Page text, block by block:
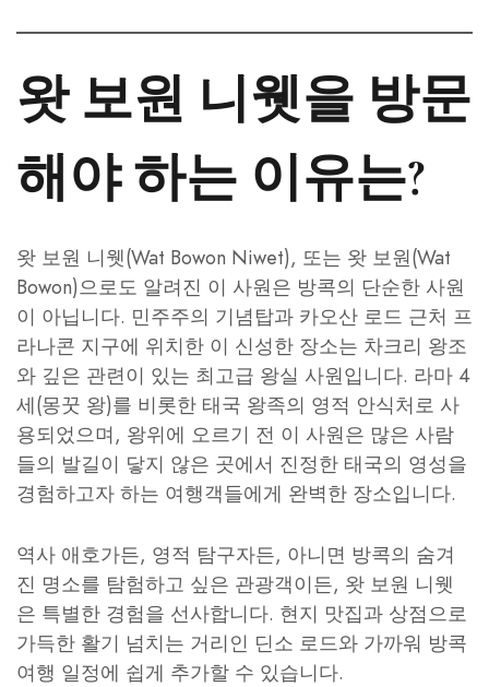
왓 보원 니웻을 방문
해야 하는 이유는?
왓 보원 니웻(Wat Bowon Niwet), 또는 왓 보원(Wat
Bowon)으로도 알려진 이 사원은 방콕의 단순한 사원
이 아닙니다. 민주주의 기념탑과 카오산 로드 근처 프
라나콘 지구에 위치한 이 신성한 장소는 차크리 왕조
와 깊은 관련이 있는 최고급 왕실 사원입니다. 라마 4
세(몽꿋 왕)를 비롯한 태국 왕족의 영적 안식처로 사
용되었으며, 왕위에 오르기 전 이 사원은 많은 사람
들의 발길이 닿지 않은 곳에서 진정한 태국의 영성을
경험하고자 하는 여행객들에게 완벽한 장소입니다.
역사 애호가든, 영적 탐구자든, 아니면 방콕의 숨겨
진 명소를 탐험하고 싶은 관광객이든, 왓 보원 니웻
은 특별한 경험을 선사합니다. 현지 맛집과 상점으로
가득한 활기 넘치는 거리인 딘소 로드와 가까워 방콕
여행 일정에 쉽게 추가할 수 있습니다.